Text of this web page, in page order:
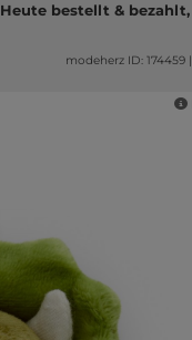
Heute bestellt & bezahlt,
modeherz ID: 174459